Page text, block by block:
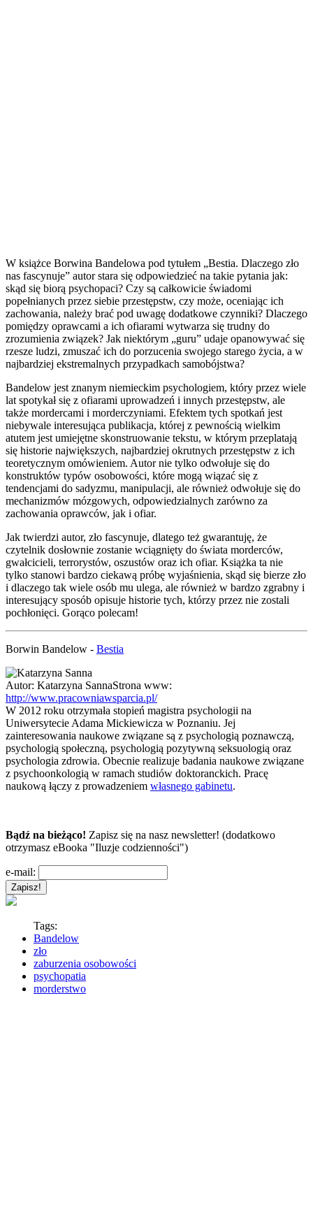
W książce Borwina Bandelowa pod tytułem „Bestia. Dlaczego zło
nas fascynuje” autor stara się odpowiedzieć na takie pytania jak:
skąd się biorą psychopaci? Czy są całkowicie świadomi
popełnianych przez siebie przestępstw, czy może, oceniając ich
zachowania, należy brać pod uwagę dodatkowe czynniki? Dlaczego
pomiędzy oprawcami a ich ofiarami wytwarza się trudny do
zrozumienia związek? Jak niektórym „guru” udaje opanowywać się
rzesze ludzi, zmuszać ich do porzucenia swojego starego życia, a w
najbardziej ekstremalnych przypadkach samobójstwa?
Bandelow jest znanym niemieckim psychologiem, który przez wiele
lat spotykał się z ofiarami uprowadzeń i innych przestępstw, ale
także mordercami i morderczyniami. Efektem tych spotkań jest
niebywale interesująca publikacja, której z pewnością wielkim
atutem jest umiejętne skonstruowanie tekstu, w którym przeplatają
się historie największych, najbardziej okrutnych przestępstw z ich
teoretycznym omówieniem. Autor nie tylko odwołuje się do
konstruktów typów osobowości, które mogą wiązać się z
tendencjami do sadyzmu, manipulacji, ale również odwołuje się do
mechanizmów mózgowych, odpowiedzialnych zarówno za
zachowania oprawców, jak i ofiar.
Jak twierdzi autor, zło fascynuje, dlatego też gwarantuję, że
czytelnik dosłownie zostanie wciągnięty do świata morderców,
gwałcicieli, terrorystów, oszustów oraz ich ofiar. Książka ta nie
tylko stanowi bardzo ciekawą próbę wyjaśnienia, skąd się bierze zło
i dlaczego tak wiele osób mu ulega, ale również w bardzo zgrabny i
interesujący sposób opisuje historie tych, którzy przez nie zostali
pochłonięci. Gorąco polecam!
Borwin Bandelow - Bestia
Autor: Katarzyna SannaStrona www:
http://www.pracowniawsparcia.pl/
W 2012 roku otrzymała stopień magistra psychologii na
Uniwersytecie Adama Mickiewicza w Poznaniu. Jej
zainteresowania naukowe związane są z psychologią poznawczą,
psychologią społeczną, psychologią pozytywną seksuologią oraz
psychologia zdrowia. Obecnie realizuje badania naukowe związane
z psychoonkologią w ramach studiów doktoranckich. Pracę
naukową łączy z prowadzeniem własnego gabinetu.
Bądź na bieżąco! Zapisz się na nasz newsletter! (dodatkowo
otrzymasz eBooka "Iluzje codzienności")
e-mail:
Tags:
Bandelow
zło
zaburzenia osobowości
psychopatia
morderstwo